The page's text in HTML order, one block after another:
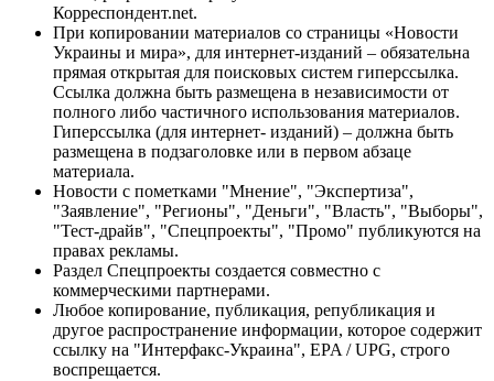
Корреспондент.net.
При копировании материалов со страницы «Новости
Украины и мира», для интернет-изданий – обязательна
прямая открытая для поисковых систем гиперссылка.
Ссылка должна быть размещена в независимости от
полного либо частичного использования материалов.
Гиперссылка (для интернет- изданий) – должна быть
размещена в подзаголовке или в первом абзаце
материала.
Новости с пометками "Мнение", "Экспертиза",
"Заявление", "Регионы", "Деньги", "Власть", "Выборы",
"Тест-драйв", "Спецпроекты", "Промо" публикуются на
правах рекламы.
Раздел Спецпроекты создается совместно с
коммерческими партнерами.
Любое копирование, публикация, републикация и
другое распространение информации, которое содержит
ссылку на "Интерфакс-Украина", EPA / UPG, строго
воспрещается.